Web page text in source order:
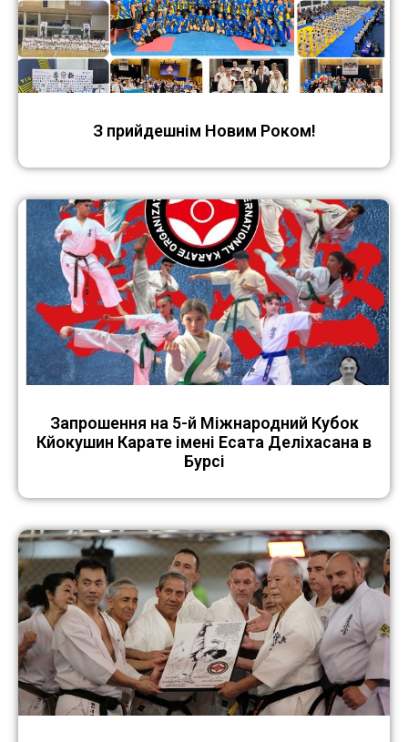
З прийдешнім Новим Роком!
Запрошення на 5-й Міжнародний Кубок
Кйокушин Карате імені Есата Деліхасана в
Бурсі